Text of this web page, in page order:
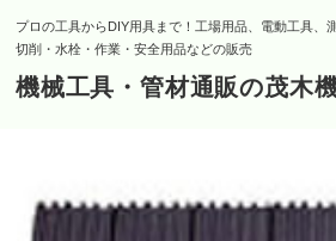
プロの工具からDIY用具まで！工場用品、電動工具、
切削・水栓・作業・安全用品などの販売
機械工具・管材通販の茂木